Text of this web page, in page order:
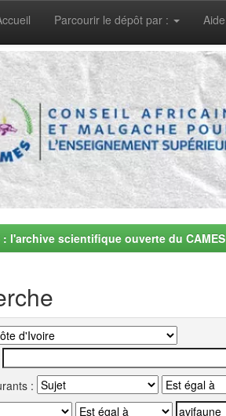
Parcourir le dépôt par : Aide
: l'archive scientifique ouverte du CAMES
: